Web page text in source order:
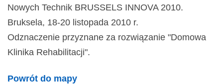
Nowych Technik BRUSSELS INNOVA 2010.
Bruksela, 18-20 listopada 2010 r.
Odznaczenie przyznane za rozwiązanie "Domowa
Klinika Rehabilitacji".
Powrót do mapy